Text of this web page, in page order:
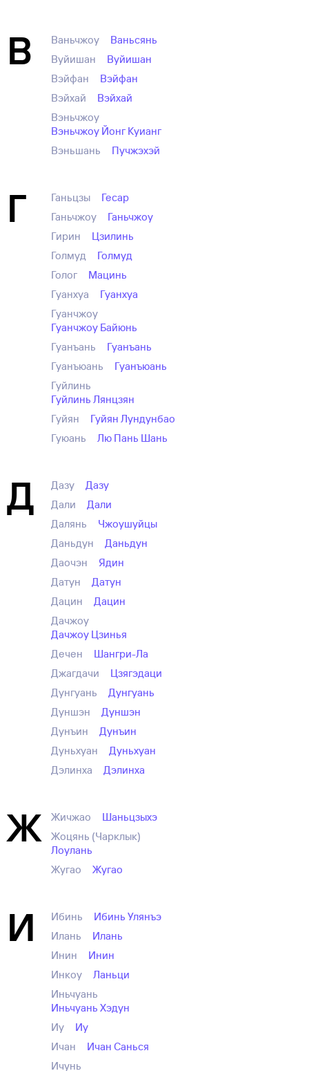
В Ваньчжоу
Ваньсянь
Вуйишан
Вуйишан
Вэйфан
Вэйфан
Вэйхай
Вэйхай
Вэньчжоу
Вэньчжоу Йонг Куианг
Вэньшань
Пучжэхэй
Г Ганьцзы
Гесар
Ганьчжоу
Ганьчжоу
Гирин
Цзилинь
Голмуд
Голмуд
Голог
Мацинь
Гуанхуа
Гуанхуа
Гуанчжоу
Гуанчжоу Байюнь
Гуанъань
Гуанъань
Гуанъюань
Гуанъюань
Гуйлинь
Гуйлинь Лянцзян
Гуйян
Гуйян Лундунбао
Гуюань
Лю Пань Шань
Д Дазу
Дазу
Дали
Дали
Далянь
Чжоушуйцы
Даньдун
Даньдун
Даочэн
Ядин
Датун
Датун
Дацин
Дацин
Дачжоу
Дачжоу Цзинья
Дечен
Шангри-Ла
Джагдачи
Цзягэдаци
Дунгуань
Дунгуань
Дуншэн
Дуншэн
Дунъин
Дунъин
Дуньхуан
Дуньхуан
Дэлинха
Дэлинха
Ж Жичжао
Шаньцзыхэ
Жоцянь (Чарклык)
Лоулань
Жугао
Жугао
И Ибинь
Ибинь Улянъэ
Илань
Илань
Инин
Инин
Инкоу
Ланьци
Иньчуань
Иньчуань Хэдун
Иу
Иу
Ичан
Ичан Санься
Ичунь